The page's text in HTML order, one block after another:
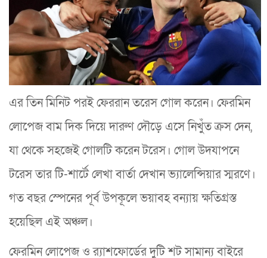
এর তিন মিনিট পরই ফেররান তরেস গোল করেন। ফেরমিন
লোপেজ বাম দিক দিয়ে দারুণ দৌড়ে এসে নিখুঁত ক্রস দেন,
যা থেকে সহজেই গোলটি করেন টরেস। গোল উদযাপনে
টরেস তার টি-শার্টে লেখা বার্তা দেখান ভ্যালেন্সিয়ার স্মরণে।
গত বছর স্পেনের পূর্ব উপকূলে ভয়াবহ বন্যায় ক্ষতিগ্রস্ত
হয়েছিল এই অঞ্চল।
ফেরমিন লোপেজ ও র‍্যাশফোর্ডের দুটি শট সামান্য বাইরে